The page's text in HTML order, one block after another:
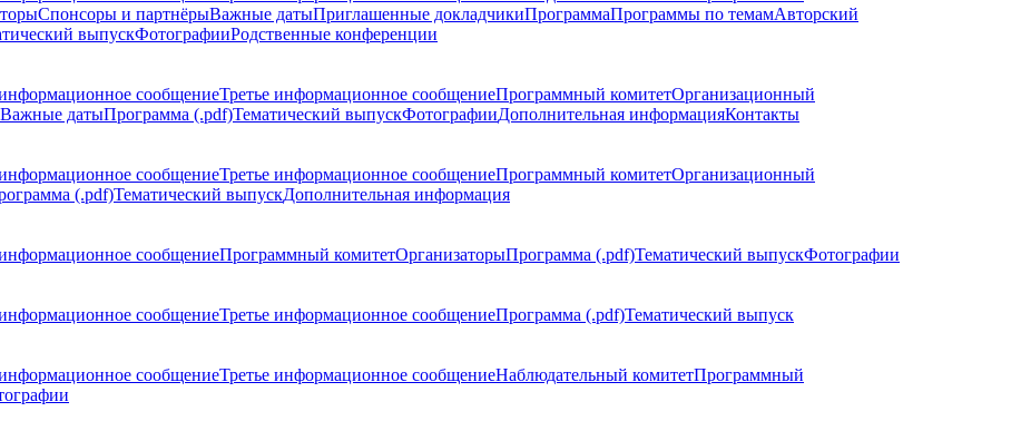
Спонсоры и партнёрыВажные датыПриглашенные докладчикиПрограммаПрограммы по темамАвторский
выпускФотографииРодственные конференции
сообщениеТретье информационное сообщениеПрограммный комитетОрганизационный
Важные датыПрограмма (.pdf)Тематический выпускФотографииДополнительная информацияКонтакты
сообщениеТретье информационное сообщениеПрограммный комитетОрганизационный
(.pdf)Тематический выпускДополнительная информация
сообщениеПрограммный комитетОрганизаторыПрограмма (.pdf)Тематический выпускФотографии
сообщениеТретье информационное сообщениеПрограмма (.pdf)Тематический выпуск
сообщениеТретье информационное сообщениеНаблюдательный комитетПрограммный